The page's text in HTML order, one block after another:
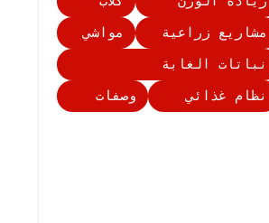
مشاريع زراعية
مواشي
نباتات الغابة
نظام غذائي
وصفات